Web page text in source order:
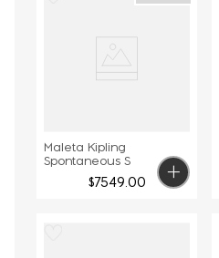
Maleta Kipling
Spontaneous S
$7549.00